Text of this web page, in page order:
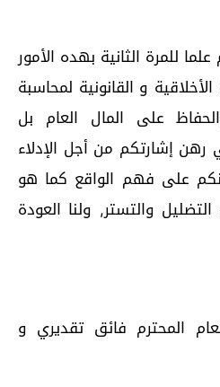
للمرة الثانية بهده الأمور
و القانونية لمحاسبة
على المال العام بل
إشارتكم من أجل الإدلاء
على فهم الواقع كما هو
والتستر, ولنا العودة
المحترم فائق تقديري و